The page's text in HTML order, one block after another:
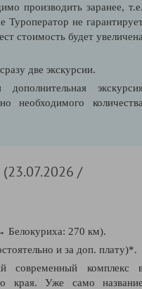
производить заранее,
Туроператор не
стоимость будет
две экскурсии.
необходимого
(23.07.2026 /
270 км).
и за доп. плату)*.
современный комплекс
края. Уже само